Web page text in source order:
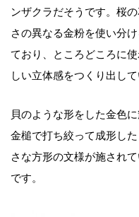
ンザクラだそうです。桜
さの異なる金粉を使い分
ており、ところどころに
しい立体感をつくり出し
貝のような形をした金色
金槌で打ち絞って成形し
さな方形の文様が施され
です。